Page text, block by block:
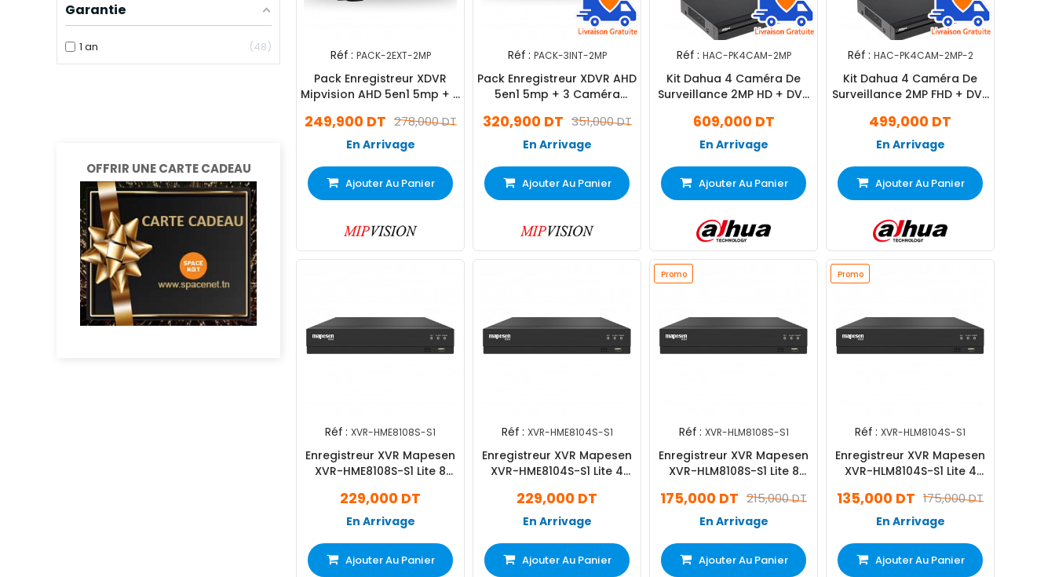
Garantie
1 an 48
OFFRIR UNE CARTE CADEAU
Réf : PACK-2EXT-2MP
Pack Enregistreur XDVR
Mipvision AHD 5en1 5mp + 2
2MP
278,000 DT
249,900 DT
En Arrivage
Ajouter Au Panier
Réf : PACK-3INT-2MP
Pack Enregistreur XDVR AHD
5en1 5mp + 3 Caméra
351,000 DT
320,900 DT
En Arrivage
Ajouter Au Panier
Réf : HAC-PK4CAM-2MP
Kit Dahua 4 Caméra De
Surveillance 2MP HD + DVR
609,000 DT
En Arrivage
Ajouter Au Panier
Réf : HAC-PK4CAM-2MP-2
Kit Dahua 4 Caméra De
Surveillance 2MP FHD + DVR
499,000 DT
En Arrivage
Ajouter Au Panier
Réf : XVR-HME8108S-S1
Enregistreur XVR Mapesen
XVR-HME8108S-S1 Lite 8
229,000 DT
En Arrivage
Ajouter Au Panier
Réf : XVR-HME8104S-S1
Enregistreur XVR Mapesen
XVR-HME8104S-S1 Lite 4
229,000 DT
En Arrivage
Ajouter Au Panier
Promo
Réf : XVR-HLM8108S-S1
Enregistreur XVR Mapesen
XVR-HLM8108S-S1 Lite 8
215,000 DT
175,000 DT
En Arrivage
Ajouter Au Panier
Promo
Réf : XVR-HLM8104S-S1
Enregistreur XVR Mapesen
XVR-HLM8104S-S1 Lite 4
175,000 DT
135,000 DT
En Arrivage
Ajouter Au Panier